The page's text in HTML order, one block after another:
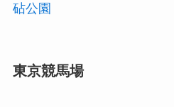
砧公園
東京競馬場